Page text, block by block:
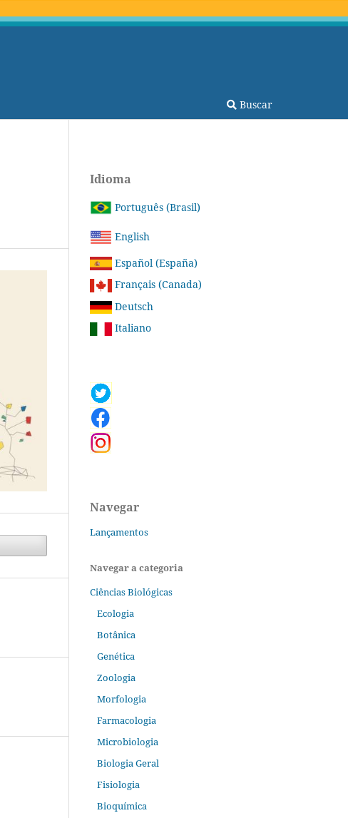
Buscar
Idioma
Português (Brasil)
English
Español (España)
Français (Canada)
Deutsch
Italiano
Navegar
Lançamentos
Navegar a categoria
Ciências Biológicas
Ecologia
Botânica
Genética
Zoologia
Morfologia
Farmacologia
Microbiologia
Biologia Geral
Fisiologia
Bioquímica